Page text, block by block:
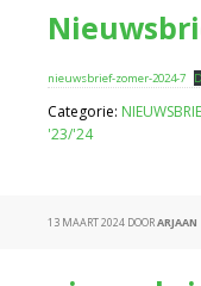
nieuwsbrief-zomer-2024-7
Categorie:
'23/'24
13 MAART 2024 DOORARJAAN